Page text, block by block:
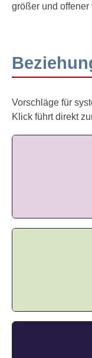
größer und offener
Vorschläge für
Klick führt direkt